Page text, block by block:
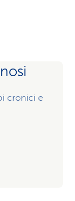
cronici e